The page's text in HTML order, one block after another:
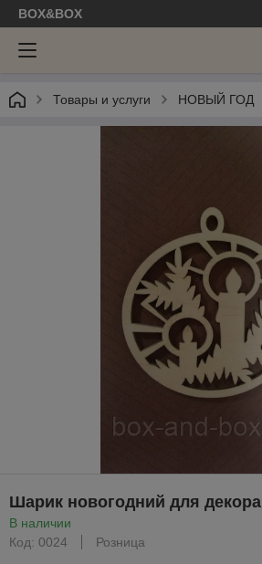
BOX&BOX
Товары и услуги НОВЫЙ ГОД
Шарик новогодний для декора
В наличии
Код: 0024
Розница